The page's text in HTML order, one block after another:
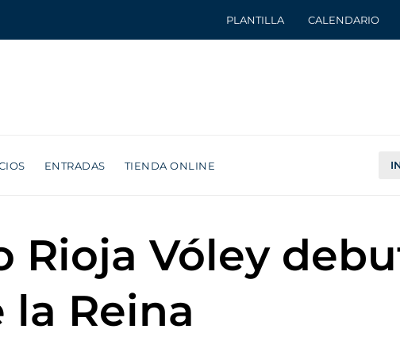
PLANTILLA CALENDARIO
ENTRADAS TIENDA ONLINE
Rioja Vóley
la Reina